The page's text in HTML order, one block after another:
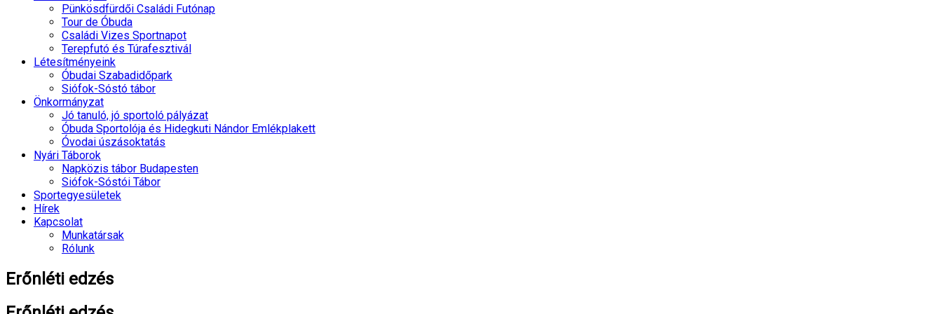
Pünkösdfürdői Családi Futónap
Tour de Óbuda
Családi Vizes Sportnapot
Terepfutó és Túrafesztivál
Létesítményeink
Óbudai Szabadidőpark
Siófok-Sóstó tábor
Önkormányzat
Jó tanuló, jó sportoló pályázat
Óbuda Sportolója és Hidegkuti Nándor Emlékplakett
Óvodai úszásoktatás
Nyári Táborok
Napközis tábor Budapesten
Siófok-Sóstói Tábor
Sportegyesületek
Hírek
Kapcsolat
Munkatársak
Rólunk
Erőnléti edzés